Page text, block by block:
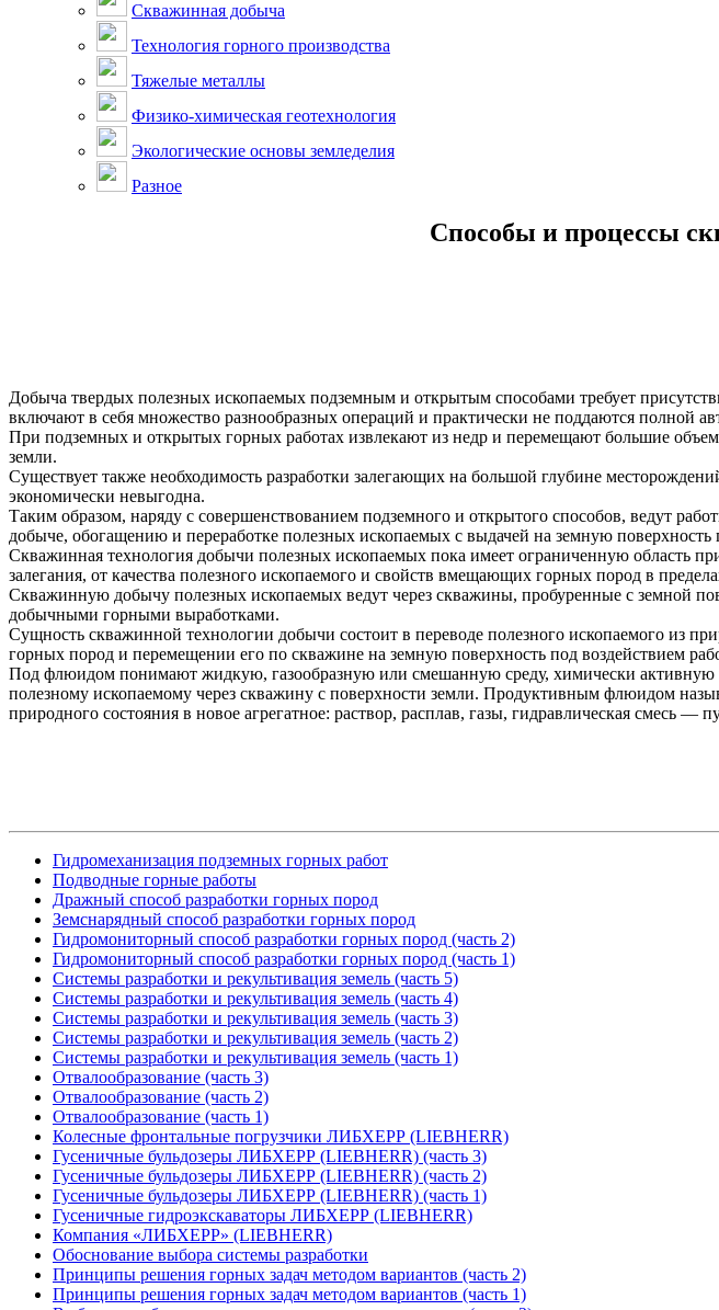
Скважинная добыча
Технология горного производства
Тяжелые металлы
Физико-химическая геотехнология
Экологические основы земледелия
Разное
Способы и процессы
Добыча твердых полезных ископаемых подземным и открытым способами требует
включают в себя множество разнообразных операций и практически не поддаются полной
При подземных и открытых горных работах извлекают из недр и перемещают большие
земли.
Существует также необходимость разработки залегающих на большой глубине
экономически невыгодна.
Таким образом, наряду с совершенствованием подземного и открытого способов, ведут
добыче, обогащению и переработке полезных ископаемых с выдачей на земную поверхность
Скважинная технология добычи полезных ископаемых пока имеет ограниченную область
залегания, от качества полезного ископаемого и свойств вмещающих горных пород в
Скважинную добычу полезных ископаемых ведут через скважины, пробуренные с земной
добычными горными выработками.
Сущность скважинной технологии добычи состоит в переводе полезного ископаемого из
горных пород и перемещении его по скважине на земную поверхность под воздействием
Под флюидом понимают жидкую, газообразную или смешанную среду, химически
полезному ископаемому через скважину с поверхности земли. Продуктивным флюидом
природного состояния в новое агрегатное: раствор, расплав, газы, гидравлическая смесь —
Гидромеханизация подземных горных работ
Подводные горные работы
Дражный способ разработки горных пород
Земснарядный способ разработки горных пород
Гидромониторный способ разработки горных пород (часть 2)
Гидромониторный способ разработки горных пород (часть 1)
Системы разработки и рекультивация земель (часть 5)
Системы разработки и рекультивация земель (часть 4)
Системы разработки и рекультивация земель (часть 3)
Системы разработки и рекультивация земель (часть 2)
Системы разработки и рекультивация земель (часть 1)
Отвалообразование (часть 3)
Отвалообразование (часть 2)
Отвалообразование (часть 1)
Колесные фронтальные погрузчики ЛИБХЕРР (LIEBHERR)
Гусеничные бульдозеры ЛИБХЕРР (LIEBHERR) (часть 3)
Гусеничные бульдозеры ЛИБХЕРР (LIEBHERR) (часть 2)
Гусеничные бульдозеры ЛИБХЕРР (LIEBHERR) (часть 1)
Гусеничные гидроэкскаваторы ЛИБХЕРР (LIEBHERR)
Компания «ЛИБХЕРР» (LIEBHERR)
Обоснование выбора системы разработки
Принципы решения горных задач методом вариантов (часть 2)
Принципы решения горных задач методом вариантов (часть 1)